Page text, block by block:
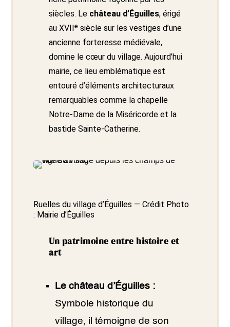
siècles. Le château d’Éguilles, érigé
au XVIIᵉ siècle sur les vestiges d’une
ancienne forteresse médiévale,
domine le cœur du village. Aujourd’hui
mairie, ce lieu emblématique est
entouré d’éléments architecturaux
remarquables comme la chapelle
Notre-Dame de la Miséricorde et la
bastide Sainte-Catherine.
Ruelles du village d’Éguilles — Crédit Photo
: Mairie d’Éguilles
Un patrimoine entre histoire et
art
Le château d’Éguilles :
Symbole historique du
village, il témoigne de son